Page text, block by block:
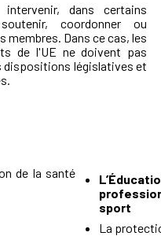
dans certains
coordonner ou
Dans ce cas, les
de l'UE ne doivent pas
dispositions législatives et
de la santé
sport
La